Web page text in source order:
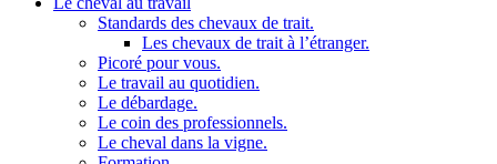
Standards des chevaux de trait.
Les chevaux de trait à l’étranger.
Picoré pour vous.
Le travail au quotidien.
Le débardage.
Le coin des professionnels.
Le cheval dans la vigne.